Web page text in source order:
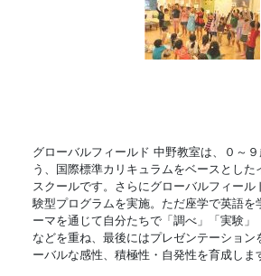
グローバルフィールド 中野教室は、０～
う、国際標準カリキュラムをベースとした
スクールです。さらにグローバルフィール
験型プログラムを実施。ただ座学で英語を
ーマを通じて自分たちで「調べ」「実験」
などを重ね、最後にはプレゼンテーション
ーバルな感性、積極性・自発性を育成しま